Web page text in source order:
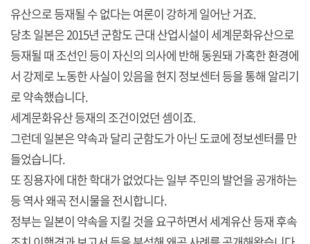
유산으로 등재될 수 없다는 여론이 강하게 일어난 거죠.
당초 일본은 2015년 군함도 근대 산업시설이 세계문화유산으로
등재될 때 조선인 등이 자신의 의사에 반해 동원돼 가혹한 환경에
서 강제로 노동한 사실이 있음을 현지 정보센터 등을 통해 알리기
로 약속했습니다.
세계문화유산 등재의 조건이었던 셈이죠.
그런데 일본은 약속과 달리 군함도가 아닌 도쿄에 정보센터를 만
들었습니다.
또 징용자에 대한 학대가 없었다는 일부 주민의 발언을 공개하는
등 역사 왜곡 전시물을 전시합니다.
정부는 일본이 약속을 지킬 것을 요구하면서 세계유산 등재 후속